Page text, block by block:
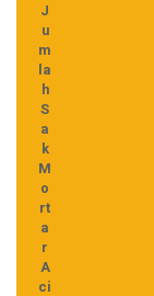
J
u
m
la
h
S
a
k
M
o
rt
a
r
A
ci